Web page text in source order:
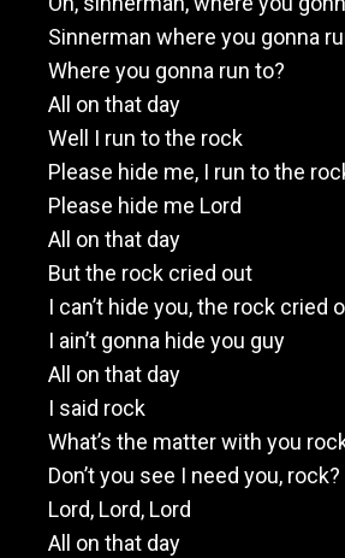
Sinnerman where you gonna
Where you gonna run to?
All on that day
Well I run to the rock
Please hide me, I run to the
Please hide me Lord
All on that day
But the rock cried out
I can’t hide you, the rock cried
I ain’t gonna hide you guy
All on that day
I said rock
What’s the matter with you
Don’t you see I need you, rock?
Lord, Lord, Lord
All on that day